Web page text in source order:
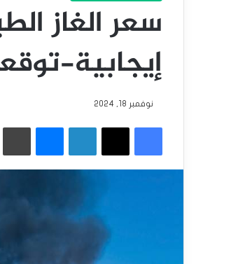
سعر الغاز
إيجابية-توقعات
نوفمبر 18, 2024
فيسبوك
‫X لينكدإن ماسنجر